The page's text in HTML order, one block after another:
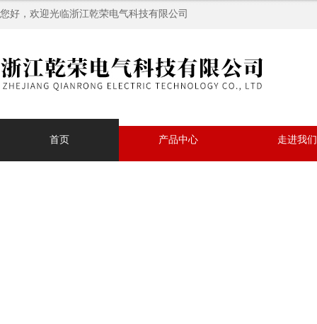
您好，欢迎光临浙江乾荣电气科技有限公司
首页 产品中心 走进我们